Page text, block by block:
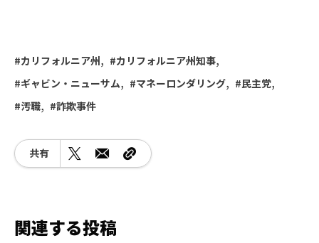
カリフォルニア州
カリフォルニア州知事
ギャビン・ニューサム
マネーロンダリング
民主党
汚職
詐欺事件
共有
関連する投稿